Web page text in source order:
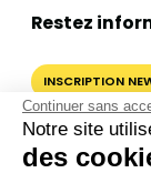
Continuer sans
Notre site
des
Restez
INSCRIPTION